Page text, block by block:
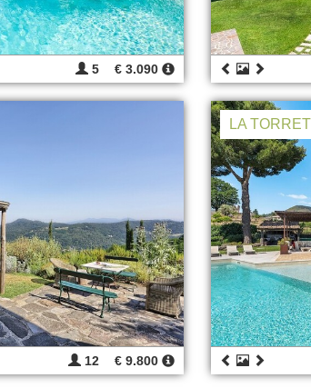
5 € 3.090
12 € 9.800
LA